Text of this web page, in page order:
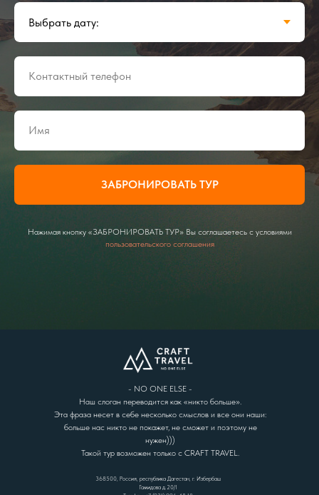
Контактный телефон
Имя
ЗАБРОНИРОВАТЬ ТУР
Нажимая кнопку «ЗАБРОНИРОВАТЬ ТУР» Вы соглашаетесь с условиями
пользовательского соглашения
- NO ONE ELSE -
Наш слоган переводится как «никто больше».
Эта фраза несет в себе несколько смыслов и все они наши:
больше нас никто не покажет, не сможет и поэтому не
нужен)))
Такой тур возможен только с CRAFT TRAVEL.
368500, Россия, республика Дагестан, г. Избербаш
Гамидова д.20/1